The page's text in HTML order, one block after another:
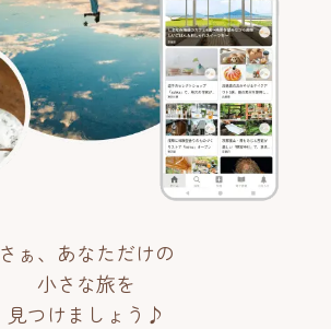
さぁ、あなただけの
小さな旅を
見つけましょう♪